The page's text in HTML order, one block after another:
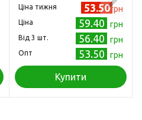
Ціна тижня 53.50грн
Ціна 59.40 грн
Від 3 шт. 56.40 грн
Опт 53.50 грн
Купити